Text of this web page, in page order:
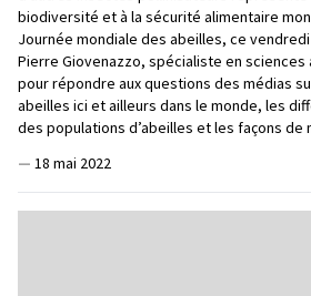
biodiversité et à la sécurité alimentaire
Journée mondiale des abeilles, ce
Pierre Giovenazzo, spécialiste en
pour répondre aux questions des médias
abeilles ici et ailleurs dans le monde, les
des populations d’abeilles et les façons de
— 18 mai 2022